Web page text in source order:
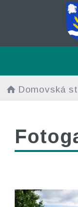
Domovská